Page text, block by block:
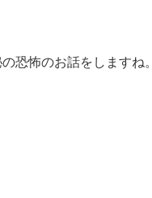
恐怖のお話をしますね。